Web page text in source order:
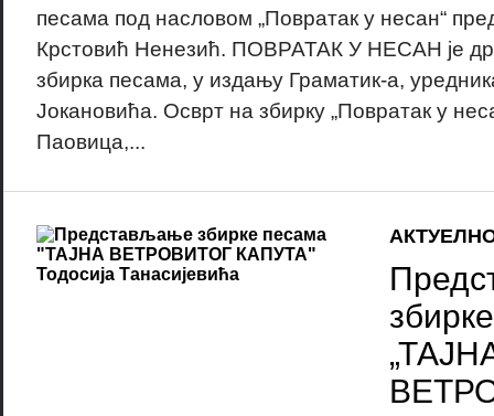
песама под насловом „Повратак у несан“
Крстовић Ненезић. ПОВРАТАК У НЕСАН је
збирка песама, у издању Граматик-а,
Јокановића. Осврт на збирку „Повратак у
Паовица,...